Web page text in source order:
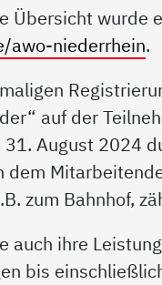
Übersicht wurde
awo-niederrhein.
auf der
31. August 2024
dem
zum Bahnhof,
auch ihre
bis